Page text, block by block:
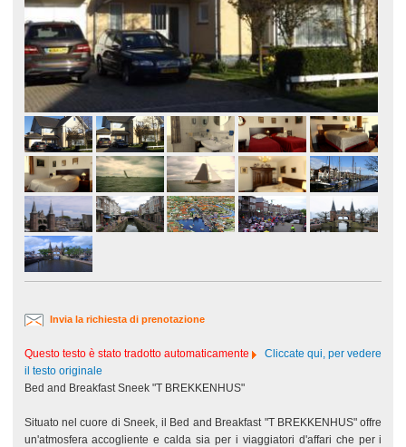
Invia la richiesta di prenotazione
Questo testo è stato tradotto automaticamente
Cliccate qui, per vedere
il testo originale
Bed and Breakfast Sneek "T BREKKENHUS"
Situato nel cuore di Sneek, il Bed and Breakfast "T BREKKENHUS" offre
un'atmosfera accogliente e calda sia per i viaggiatori d'affari che per i